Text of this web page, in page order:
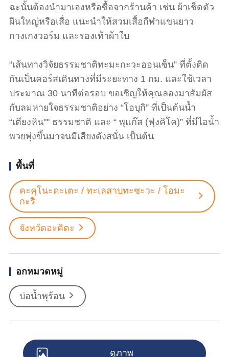
ฉะนั้นต้องนำมาเองหรือซื้อจากร้านค้า เช่น ผ้าเช็ดตัว
ผืนใหญ่หรือเสื่อ แนะนำให้สวมเสื้อกีฬาแขนยาว
กางเกงวอร์ม และรองเท้าผ้าใบ
“เส้นทางวิจัยธรรมชาติทะมะกะวะออนเซ็น” ที่ตั้งติด
กันเป็นคอร์สเดินทางที่มีระยะทาง 1 กม. และใช้เวลา
ประมาณ 30 นาทีต่อรอบ ขอเชิญให้คุณลองมาสัมผัส
กับลมหายใจธรรมชาติอย่าง “โอบุกิ” ที่เป็นต้นน้ำ
“เตียงหิน"" ธรรมชาติ และ “ พุแก๊ส (ฟุงคิโค)” ที่มีไอน้ำ
พวยพุ่งขึ้นมาจนมีเสียงดังสนั่น เป็นต้น
พื้นที่
คะคุโนะดะเตะ / ทะเลสาบทะซะวะ / โอมะ
กะริ
จังหวัดอะคิตะ
อกหมวดหมู่
บ่อน้ำพุร้อน
ดูภาพ